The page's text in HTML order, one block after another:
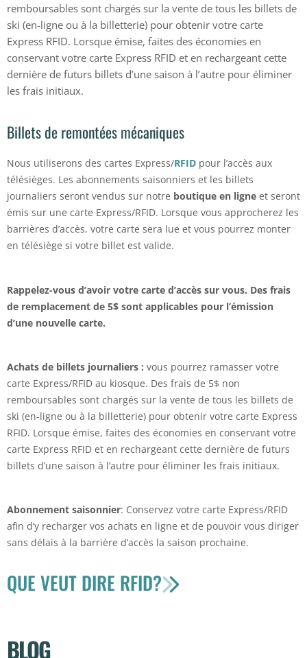
remboursables sont chargés sur la vente de tous les billets de
ski (en-ligne ou à la billetterie) pour obtenir votre carte
Express RFID. Lorsque émise, faites des économies en
conservant votre carte Express RFID et en rechargeant cette
dernière de futurs billets d’une saison à l’autre pour éliminer
les frais initiaux.
Billets de remontées mécaniques
Nous utiliserons des cartes Express/RFID pour l’accès aux
télésièges. Les abonnements saisonniers et les billets
journaliers seront vendus sur notre boutique en ligne et seront
émis sur une carte Express/RFID. Lorsque vous approcherez les
barrières d’accès, votre carte sera lue et vous pourrez monter
en télésiège si votre billet est valide.
Rappelez-vous d’avoir votre carte d’accès sur vous. Des frais
de remplacement de 5$ sont applicables pour l’émission
d’une nouvelle carte.
Achats de billets journaliers : vous pourrez ramasser votre
carte Express/RFID au kiosque. Des frais de 5$ non
remboursables sont chargés sur la vente de tous les billets de
ski (en-ligne ou à la billetterie) pour obtenir votre carte Express
RFID. Lorsque émise, faites des économies en conservant votre
carte Express RFID et en rechargeant cette dernière de futurs
billets d’une saison à l’autre pour éliminer les frais initiaux.
Abonnement saisonnier: Conservez votre carte Express/RFID
afin d’y recharger vos achats en ligne et de pouvoir vous diriger
sans délais à la barrière d’accès la saison prochaine.
QUE VEUT DIRE RFID?
BLOG